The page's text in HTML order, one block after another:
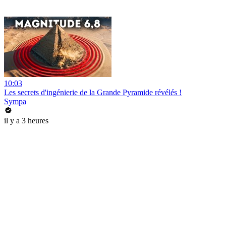
10:03
Les secrets d'ingénierie de la Grande Pyramide révélés !
Sympa
il y a 3 heures